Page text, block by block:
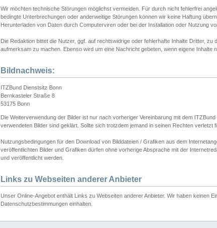
Wir möchten technische Störungen möglichst vermeiden. Für durch nicht fehlerfrei
bedingte Unterbrechungen oder anderweitige Störungen können wir keine Haftung
Herunterladen von Daten durch Computerviren oder bei der Installation oder Nutzung
Die Redaktion bittet die Nutzer, ggf. auf rechtswidrige oder fehlerhafte Inhalte Dritter,
aufmerksam zu machen. Ebenso wird um eine Nachricht gebeten, wenn eigene Inhalte
Bildnachweis:
ITZBund Dienstsitz Bonn
Bernkasteler Straße 8
53175 Bonn
Die Weiterverwendung der Bilder ist nur nach vorheriger Vereinbarung mit dem
verwendeten Bilder sind geklärt. Sollte sich trotzdem jemand in seinen Rechten verletzt
Nutzungsbedingungen für den Download von Bilddateien / Grafiken aus dem
veröffentlichten Bilder und Grafiken dürfen ohne vorherige Absprache mit der
und veröffentlicht werden.
Links zu Webseiten anderer Anbieter
Unser Online-Angebot enthält Links zu Webseiten anderer Anbieter. Wir haben keinen
Datenschutzbestimmungen einhalten.